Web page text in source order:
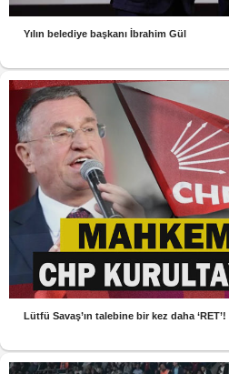
Yılın belediye başkanı İbrahim Gül
Lütfü Savaş’ın talebine bir kez daha ‘RET’!